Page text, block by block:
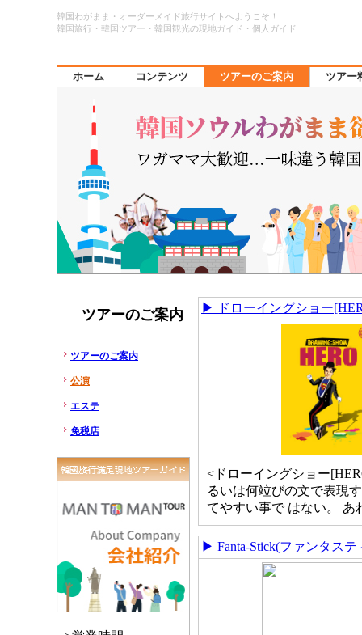
韓国わがまま・オーダーメイド旅行サイトへようこそ！
韓国旅行・韓国ツアー・韓国観光の現地ガイド・個人ガイド
ホーム コンテンツ ツアーのご案内 ツアー
ツアーのご案内
ツアーのご案内
公演
エステ
免税店
▶ ドローイングショー
<ドローイングショー
るいは何竝びの文で表現
てやすい事で はない。
▶ Fanta-Stick(ファンタステ